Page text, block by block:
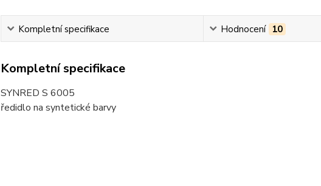
Kompletní specifikace Hodnocení 10
Kompletní specifikace
SYNRED S 6005
ředidlo na syntetické barvy